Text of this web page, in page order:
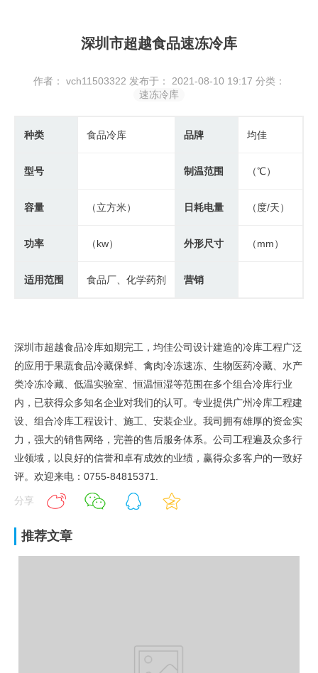
深圳市超越食品速冻冷库
作者： vch11503322 发布于： 2021-08-10 19:17 分类：
速冻冷库
种类 食品冷库 品牌 均佳
型号 制温范围 （℃）
容量 （立方米） 日耗电量 （度/天）
功率 （kw） 外形尺寸 （mm）
适用范围 食品厂、化学药剂 营销
深圳市超越食品冷库如期完工，均佳公司设计建造的冷库工程广泛
的应用于果蔬食品冷藏保鲜、禽肉冷冻速冻、生物医药冷藏、水产
类冷冻冷藏、低温实验室、恒温恒湿等范围在多个组合冷库行业
内，已获得众多知名企业对我们的认可。专业提供广州冷库工程建
设、组合冷库工程设计、施工、安装企业。我司拥有雄厚的资金实
力，强大的销售网络，完善的售后服务体系。公司工程遍及众多行
业领域，以良好的信誉和卓有成效的业绩，赢得众多客户的一致好
评。欢迎来电：0755-84815371.
分享
推荐文章